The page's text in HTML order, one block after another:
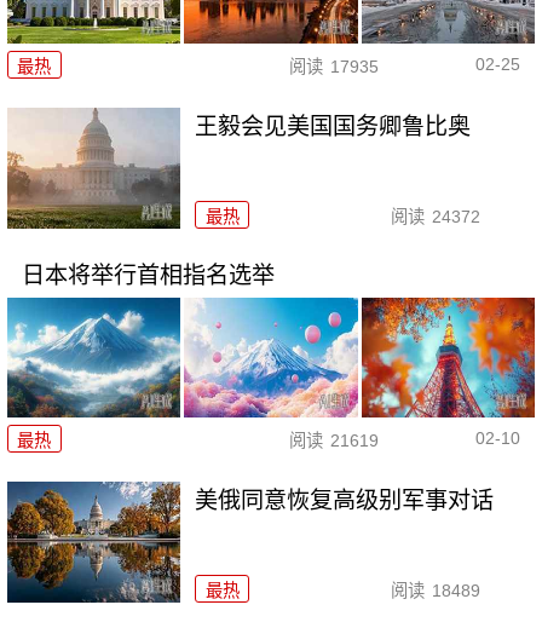
最热 阅读 17935 02-25
王毅会见美国国务卿鲁比奥
最热 阅读 24372
日本将举行首相指名选举
最热 阅读 21619 02-10
美俄同意恢复高级别军事对话
最热 阅读 18489